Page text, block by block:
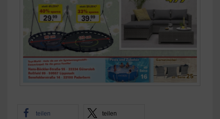
teilen teilen